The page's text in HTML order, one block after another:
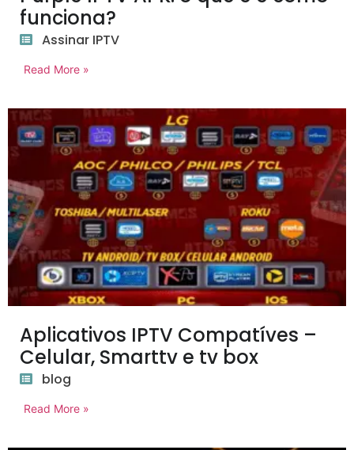
funciona?
Assinar IPTV
Read More »
Aplicativos IPTV Compatíves –
Celular, Smarttv e tv box
blog
Read More »